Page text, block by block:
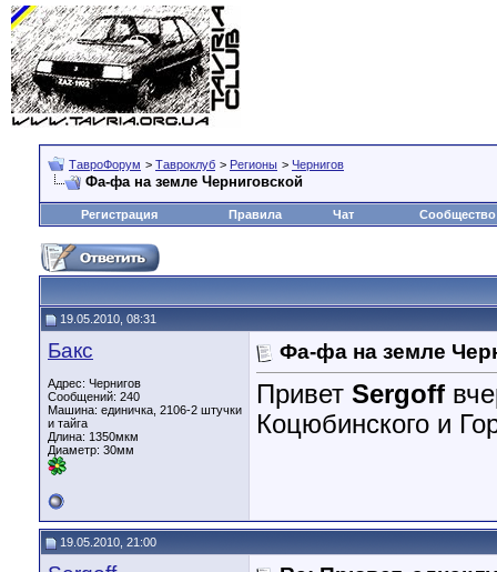
ТавроФорум > Тавроклуб > Регионы > Чернигов
Фа-фа на земле Черниговской
Регистрация Правила Чат Сообщество
19.05.2010, 08:31
Бакс
Адрес: Чернигов
Сообщений: 240
Машина: единичка, 2106-2 штучки
и тайга
Длина: 1350мкм
Диаметр: 30мм
Фа-фа на земле
Привет Sergoff
Коцюбинского и
19.05.2010, 21:00